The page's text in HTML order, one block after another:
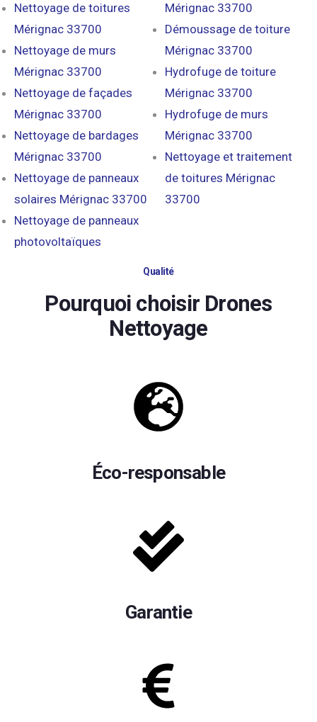
Nettoyage de toitures
Mérignac 33700
Nettoyage de murs
Mérignac 33700
Nettoyage de façades
Mérignac 33700
Nettoyage de bardages
Mérignac 33700
Nettoyage de panneaux
solaires Mérignac 33700
Nettoyage de panneaux
photovoltaïques
Mérignac 33700
Démoussage de toiture
Mérignac 33700
Hydrofuge de toiture
Mérignac 33700
Hydrofuge de murs
Mérignac 33700
Nettoyage et traitement
de toitures Mérignac
33700
Qualité
Pourquoi choisir Drones
Nettoyage
Éco-responsable
Garantie